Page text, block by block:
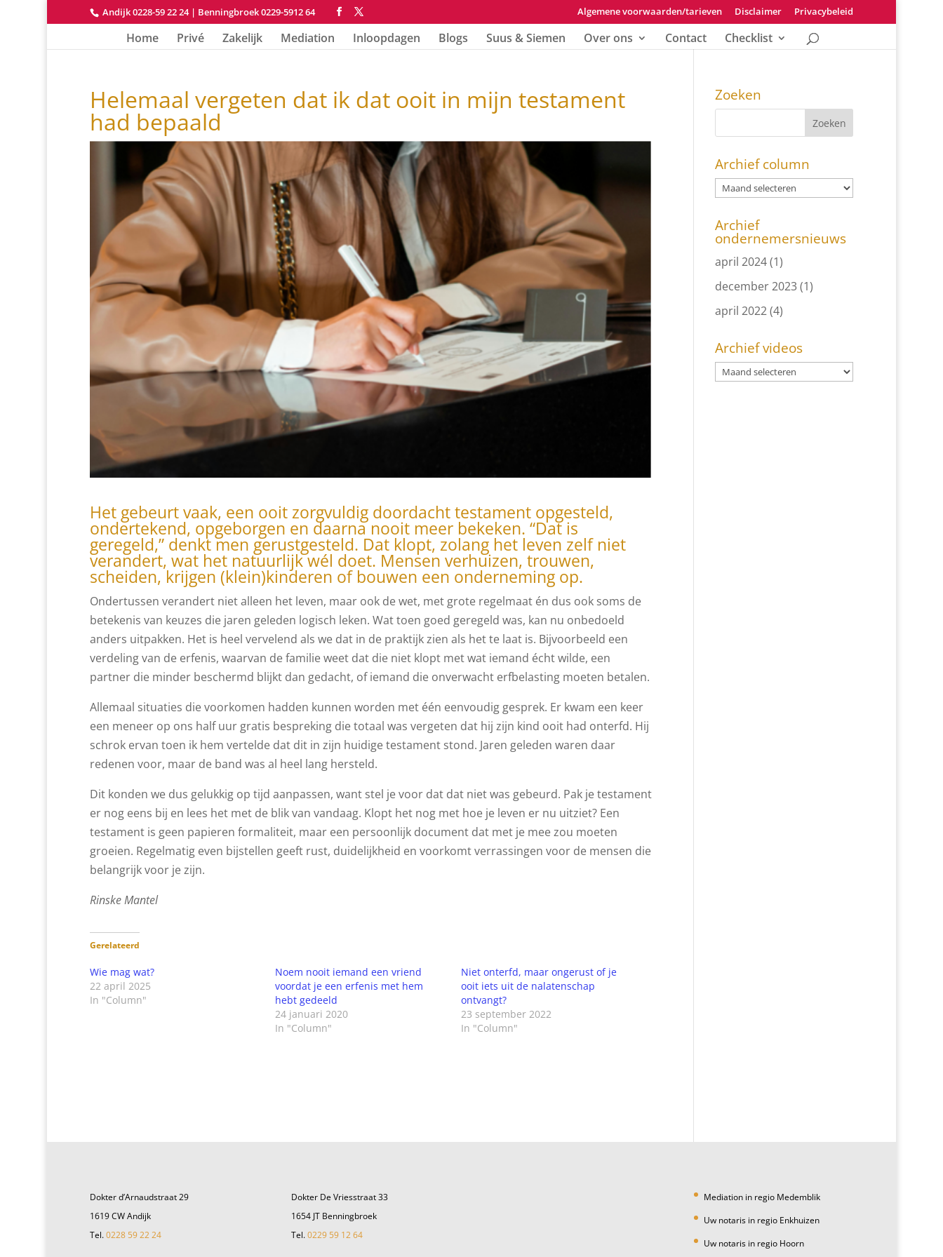
Andijk 0228-59 22 24| Benningbroek 0229-5912 64 Algemene voorwaarden/tarieven Disclaimer Privacybeleid
Home Privé Zakelijk Mediation Inloopdagen Blogs Suus & Siemen Over ons Contact Checklist
Helemaal vergeten dat ik dat ooit in mijn testament
had bepaald
Het gebeurt vaak, een ooit zorgvuldig doordacht testament opgesteld,
ondertekend, opgeborgen en daarna nooit meer bekeken. “Dat is
geregeld,” denkt men gerustgesteld. Dat klopt, zolang het leven zelf niet
verandert, wat het natuurlijk wél doet. Mensen verhuizen, trouwen,
scheiden, krijgen (klein)kinderen of bouwen een onderneming op.
Ondertussen verandert niet alleen het leven, maar ook de wet, met grote regelmaat én dus ook soms de
betekenis van keuzes die jaren geleden logisch leken. Wat toen goed geregeld was, kan nu onbedoeld
anders uitpakken. Het is heel vervelend als we dat in de praktijk zien als het te laat is. Bijvoorbeeld een
verdeling van de erfenis, waarvan de familie weet dat die niet klopt met wat iemand écht wilde, een
partner die minder beschermd blijkt dan gedacht, of iemand die onverwacht erfbelasting moeten betalen.
Allemaal situaties die voorkomen hadden kunnen worden met één eenvoudig gesprek. Er kwam een keer
een meneer op ons half uur gratis bespreking die totaal was vergeten dat hij zijn kind ooit had onterfd. Hij
schrok ervan toen ik hem vertelde dat dit in zijn huidige testament stond. Jaren geleden waren daar
redenen voor, maar de band was al heel lang hersteld.
Dit konden we dus gelukkig op tijd aanpassen, want stel je voor dat dat niet was gebeurd. Pak je testament
er nog eens bij en lees het met de blik van vandaag. Klopt het nog met hoe je leven er nu uitziet? Een
testament is geen papieren formaliteit, maar een persoonlijk document dat met je mee zou moeten
groeien. Regelmatig even bijstellen geeft rust, duidelijkheid en voorkomt verrassingen voor de mensen die
belangrijk voor je zijn.
Rinske Mantel
Gerelateerd
Wie mag wat?
22 april 2025
In "Column"
Noem nooit iemand een vriend
voordat je een erfenis met hem
hebt gedeeld
24 januari 2020
In "Column"
Niet onterfd, maar ongerust of je
ooit iets uit de nalatenschap
ontvangt?
23 september 2022
In "Column"
Zoeken
Archief column
Archief
ondernemersnieuws
april 2024(1)
december 2023(1)
april 2022(4)
Archief videos
Dokter d’Arnaudstraat 29
1619 CW Andijk
Tel.0228 59 22 24
Dokter De Vriesstraat 33
1654 JT Benningbroek
Tel.0229 59 12 64
Mediation in regio Medemblik
Uw notaris in regio Enkhuizen
Uw notaris in regio Hoorn